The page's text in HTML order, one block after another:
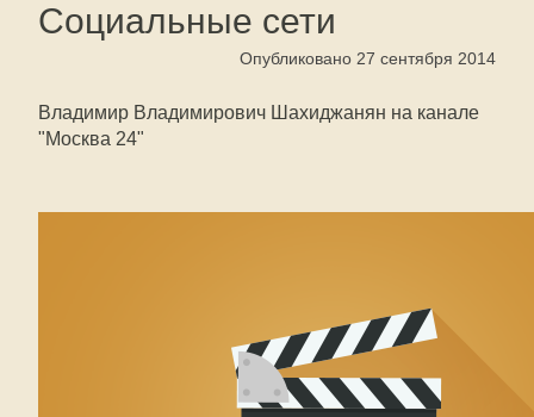
Социальные сети
Опубликовано 27 сентября 2014
Владимир Владимирович Шахиджанян на канале
"Москва 24"